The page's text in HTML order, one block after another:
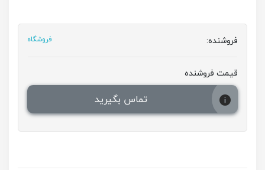
فروشنده: فروشگاه
قیمت فروشنده
تماس بگیرید